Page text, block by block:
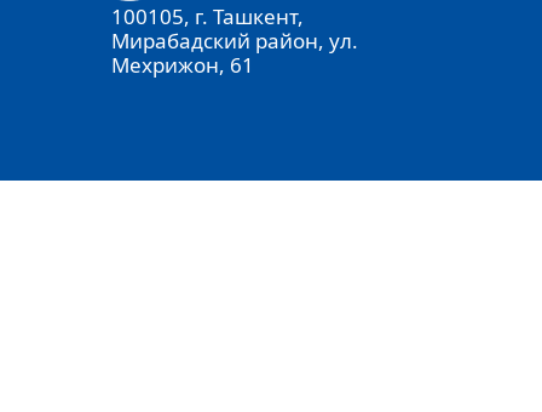
100105, г. Ташкент,
Мирабадский район, ул.
Мехрижон, 61